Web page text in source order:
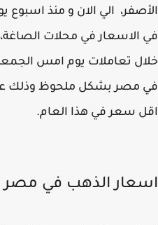
الي الان و منذ اسبوع
الاسعار في محلات الصاغة،
تعاملات يوم امس
مصر بشكل ملحوظ وذلك علي
سعر في هذا العام.
الذهب في مصر